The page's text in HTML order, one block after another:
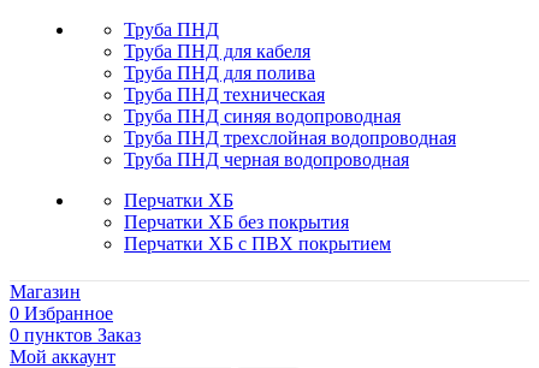
Труба ПНД
Труба ПНД для кабеля
Труба ПНД для полива
Труба ПНД техническая
Труба ПНД синяя водопроводная
Труба ПНД трехслойная водопроводная
Труба ПНД черная водопроводная
Перчатки ХБ
Перчатки ХБ без покрытия
Перчатки ХБ с ПВХ покрытием
Магазин
0 Избранное
0 пунктов Заказ
Мой аккаунт